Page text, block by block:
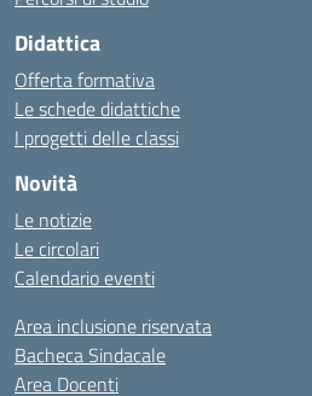
Didattica
Offerta formativa
Le schede didattiche
I progetti delle classi
Novità
Le notizie
Le circolari
Calendario eventi
Area inclusione riservata
Bacheca Sindacale
Area Docenti